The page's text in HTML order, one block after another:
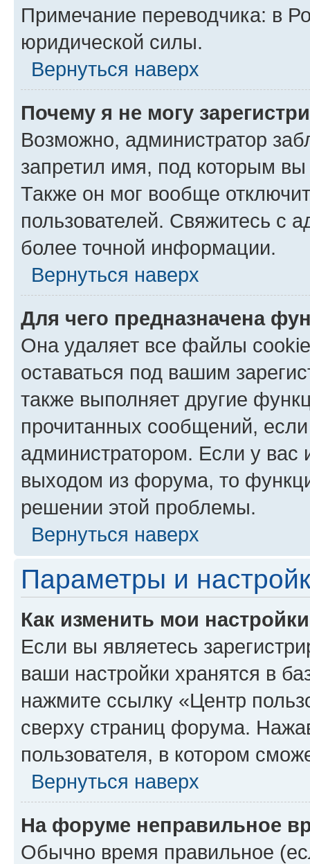
Примечание переводчика: в
юридической силы.
Вернуться наверх
Почему я не могу
Возможно, администратор
запретил имя, под которым вы
Также он мог вообще
пользователей. Свяжитесь с
более точной информации.
Вернуться наверх
Для чего предназначена
Она удаляет все файлы
оставаться под вашим
также выполняет другие
прочитанных сообщений,
администратором. Если у
выходом из форума, то
решении этой проблемы.
Вернуться наверх
Параметры и
Как изменить мои
Если вы являетесь
ваши настройки хранятся в
нажмите ссылку «Центр
сверху страниц форума.
пользователя, в котором
Вернуться наверх
На форуме неправильное
Обычно время правильное